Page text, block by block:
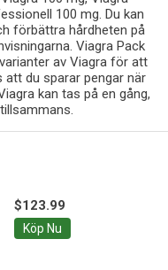
100 mg. Du kan
förbättra hårdheten på
Viagra Pack
av Viagra för att
du sparar pengar när
kan tas på en gång,
$123.99
Köp Nu